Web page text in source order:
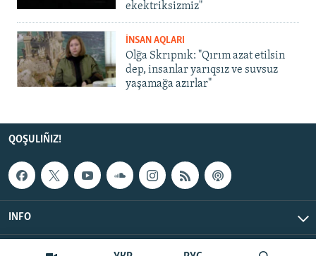
ekektriksizmiz"
İNSAN AQLARI
Olğa Skrıpnık: "Qırım azat etilsin
dep, insanlar yarıqsız ve suvsuz
yaşamağa azırlar"
QOŞULIÑIZ!
INFO